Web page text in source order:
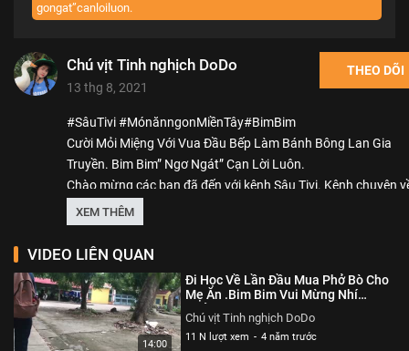
gongat”canloiluon.
Chú vịt Tinh nghịch DoDo
13 thg 8, 2021
THEO DÕI
#SâuTivi #MónănngonMiềnTây#BimBim
Cười Mỏi Miệng Với Vua Đầu Bếp Làm Bánh Bông Lan Gia
Truyền. Bim Bim” Ngơ Ngát” Cạn Lời Luôn.
Chào mừng các bạn đã đến với kênh Sâu Tivi. Kênh chuyên
những món ăn mới lạ mang đậm chất miên tây hay những
trãi nghiệm kỳ thú về cuộc sống miền tây.
nhé!
Hãy nhấn like và chia sẽ video ủng hộ mình nha.
Và đừng quên Đăng ký kênh Sâu Tivi nha các bạn.
XEM THÊM
VIDEO LIÊN QUAN
14:00
Đi Học Về Lần Đầu Mua Phở Bò Cho
Mẹ Ăn .Bim Bim Vui Mừng Nhí
Chú vịt Tinh nghịch DoDo
11 N lượt xem - 4 năm trước